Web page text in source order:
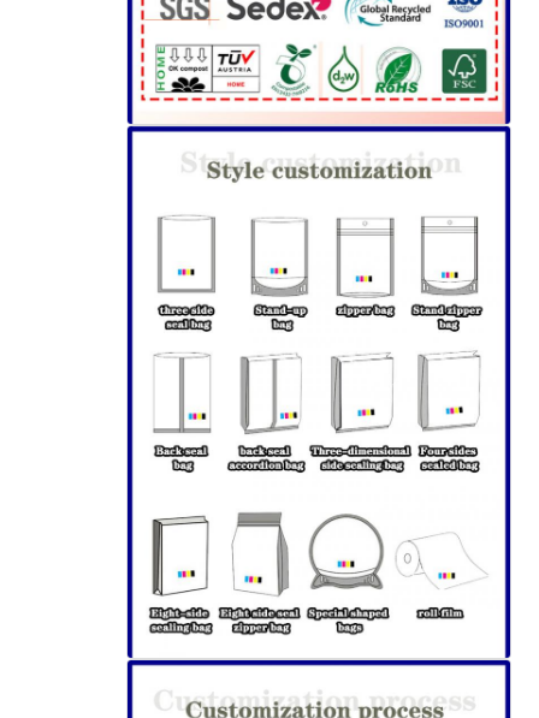
إرسال